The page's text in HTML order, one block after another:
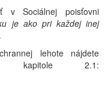
v Sociálnej poisťovni
je ako pri každej inej
lehote nájdete
kapitole 2.1: